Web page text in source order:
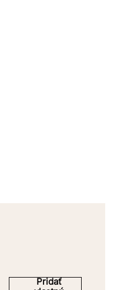
Pridať